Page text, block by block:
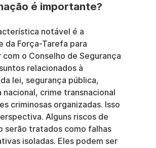
é importante?
notável é a
da Força-Tarefa para
com o Conselho de Segurança
relacionados à
lei, segurança pública,
nacional, crime transnacional
criminosas organizadas. Isso
Alguns riscos de
serão tratados como falhas
isoladas. Eles podem ser